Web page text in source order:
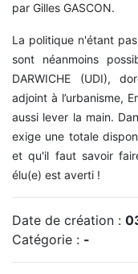
par Gilles GASCON.
La politique n'étant
sont néanmoins
DARWICHE (UDI),
adjoint à l’urbanisme,
aussi lever la main.
exige une totale
et qu'il faut savoir
élu(e) est averti !
Date de création :
Catégorie : -